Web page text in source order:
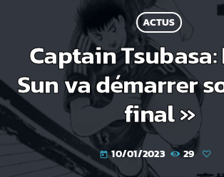
ACTUS
Captain
Sun va démarrer
final »
today 10/01/2023 29